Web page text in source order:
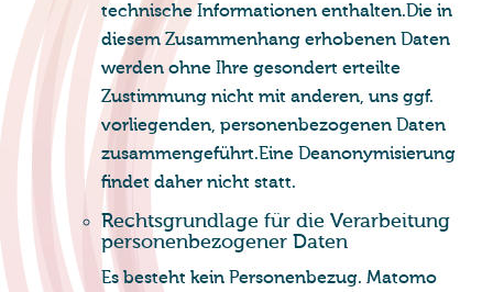
technische Informationen enthalten.Die in
diesem Zusammenhang erhobenen Daten
werden ohne Ihre gesondert erteilte
Zustimmung nicht mit anderen, uns ggf.
vorliegenden, personenbezogenen Daten
zusammengeführt.Eine Deanonymisierung
findet daher nicht statt.
Rechts­grund­la­ge für die Ver­ar­bei­tung
per­so­nen­be­zo­ge­ner Daten
Es besteht kein Personenbezug. Matomo